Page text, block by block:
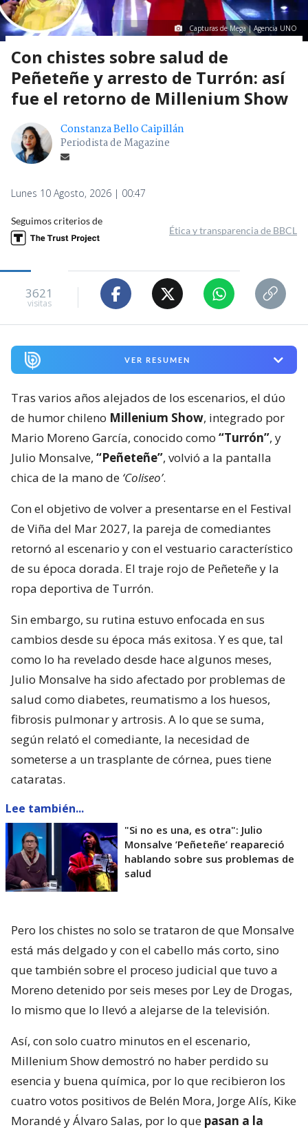
Capturas de Mega | Agencia UNO
Con chistes sobre salud de
Peñeteñe y arresto de Turrón: así
fue el retorno de Millenium Show
Constanza Bello Caipillán
Periodista de Magazine
Lunes 10 Agosto, 2026 | 00:47
Seguimos criterios de
Ética y transparencia de BBCL
3621
visitas
VER RESUMEN
Tras varios años alejados de los escenarios, el dúo
de humor chileno Millenium Show, integrado por
Mario Moreno García, conocido como “Turrón”, y
Julio Monsalve, “Peñeteñe”, volvió a la pantalla
chica de la mano de ‘Coliseo’.
Con el objetivo de volver a presentarse en el Festival
de Viña del Mar 2027, la pareja de comediantes
retornó al escenario y con el vestuario característico
de su época dorada. El traje rojo de Peñeteñe y la
ropa deportiva de Turrón.
Sin embargo, su rutina estuvo enfocada en sus
cambios desde su época más exitosa. Y es que, tal
como lo ha revelado desde hace algunos meses,
Julio Monsalve ha sido afectado por problemas de
salud como diabetes, reumatismo a los huesos,
fibrosis pulmonar y artrosis. A lo que se suma,
según relató el comediante, la necesidad de
someterse a un trasplante de córnea, pues tiene
cataratas.
Lee también...
"Si no es una, es otra": Julio
Monsalve ’Peñeteñe’ reapareció
hablando sobre sus problemas de
salud
Pero los chistes no solo se trataron de que Monsalve
está más delgado y con el cabello más corto, sino
que también sobre el proceso judicial que tuvo a
Moreno detenido por seis meses por Ley de Drogas,
lo mismo que lo llevó a alejarse de la televisión.
Así, con solo cuatro minutos en el escenario,
Millenium Show demostró no haber perdido su
esencia y buena química, por lo que recibieron los
cuatro votos positivos de Belén Mora, Jorge Alís, Kike
Morandé y Álvaro Salas, por lo que pasan a la